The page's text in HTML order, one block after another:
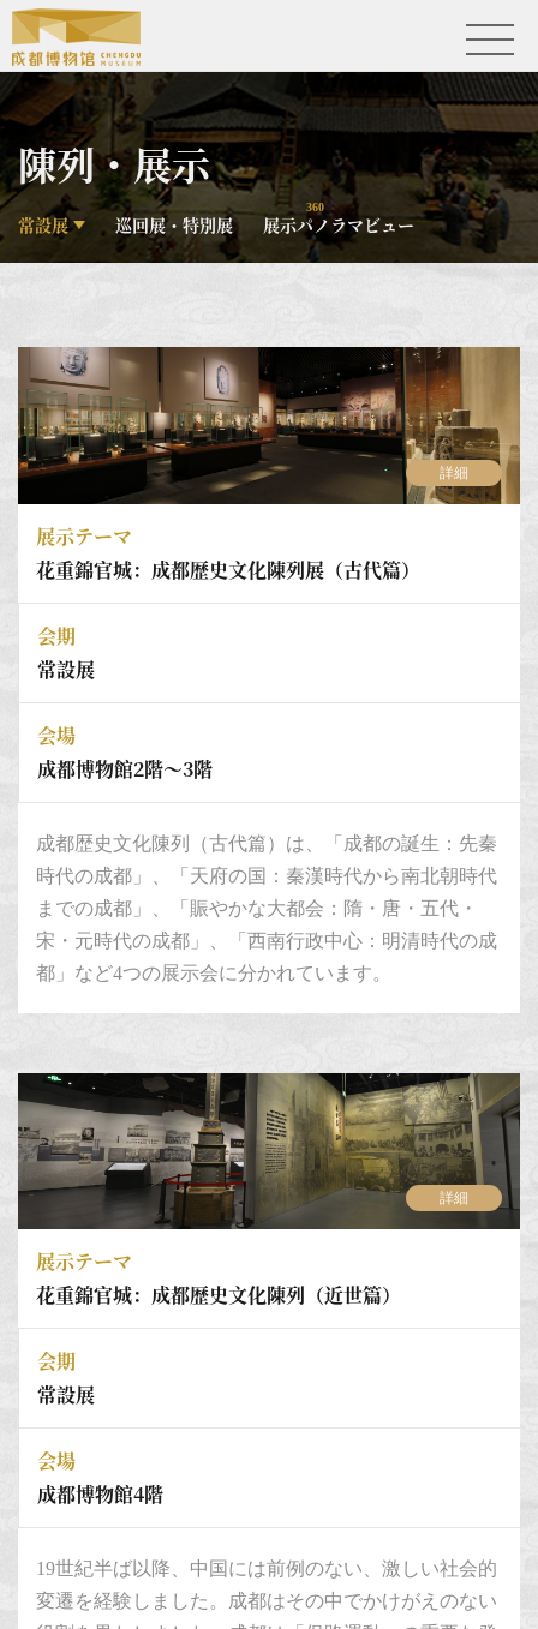
陳列・展示
常設展 巡回展・特別展 展示パノラマビュー
360
詳細
展示テーマ
花重錦官城：成都歴史文化陳列展（古代篇）
会期
常設展
会場
成都博物館2階～3階
成都歴史文化陳列（古代篇）は、「成都の誕生：先秦
時代の成都」、「天府の国：秦漢時代から南北朝時代
までの成都」、「賑やかな大都会：隋・唐・五代・
宋・元時代の成都」、「西南行政中心：明清時代の成
都」など4つの展示会に分かれています。
詳細
展示テーマ
花重錦官城：成都歴史文化陳列（近世篇）
会期
常設展
会場
成都博物館4階
19世紀半ば以降、中国には前例のない、激しい社会的
変遷を経験しました。成都はその中でかけがえのない